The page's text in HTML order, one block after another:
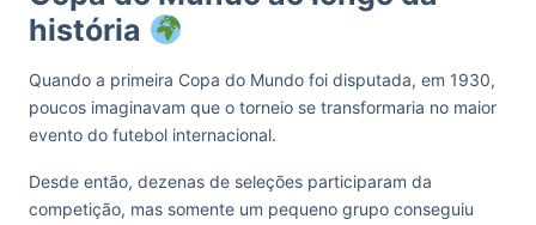
história
Quando a primeira Copa do Mundo foi disputada, em 1930,
poucos imaginavam que o torneio se transformaria no maior
evento do futebol internacional.
Desde então, dezenas de seleções participaram da
competição, mas somente um pequeno grupo conseguiu